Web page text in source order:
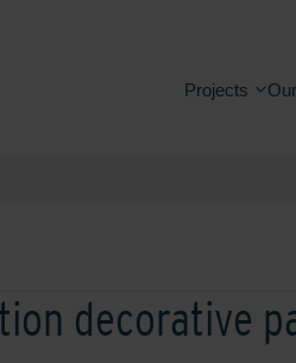
Projects
decorative